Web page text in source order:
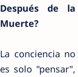
Después de la
Muerte?
La conciencia no
es solo "pensar",